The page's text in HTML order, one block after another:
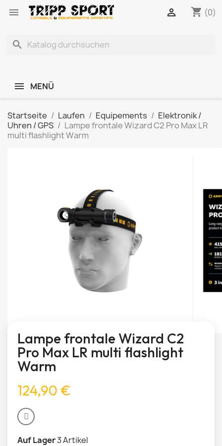
 shopping_cart (0)

search
MENÜ
Startseite Laufen Equipements
Elektronik /
Uhren / GPS
Lampe frontale Wizard C2 Pro Max LR
multi flashlight Warm
Lampe frontale Wizard C2
Pro Max LR multi flashlight
Warm
124,90 €
Auf Lager3 Artikel